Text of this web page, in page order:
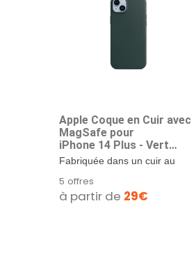
Apple Coque en Cuir avec
MagSafe pour
iPhone 14 Plus - Vert
forêt
Fabriquée dans un cuir au
la...
5 offres
à partir de 29€